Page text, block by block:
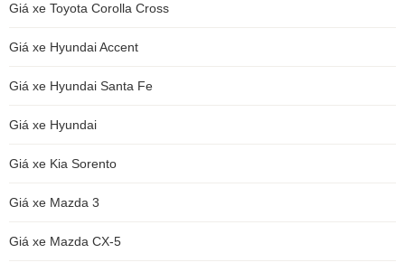
Giá xe Toyota Corolla Cross
Giá xe Hyundai Accent
Giá xe Hyundai Santa Fe
Giá xe Hyundai
Giá xe Kia Sorento
Giá xe Mazda 3
Giá xe Mazda CX-5